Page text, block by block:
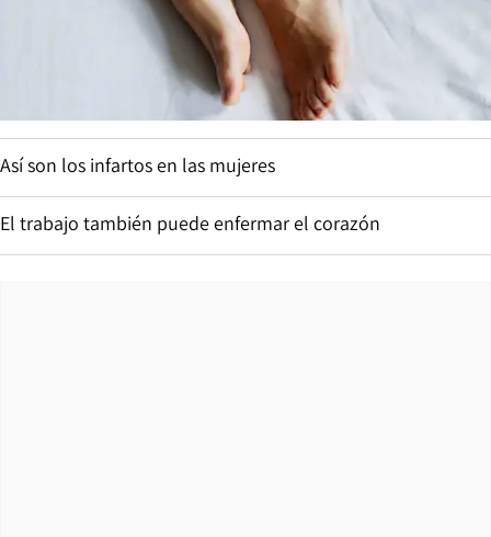
Así son los infartos en las mujeres
El trabajo también puede enfermar el corazón